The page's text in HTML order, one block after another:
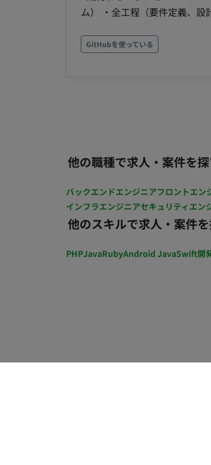
ム） ・全工程（要件定義、
装、リリース、運用 ・アジ
セス） ・バックエンドエン
Cloud Monitoring, Cloud
降は双方合意のもと更新 ■案件の魅力 ・急成長中のソーシャルECサービスのデータ分析に携わるこ
とができます ・単なるデータ
す ・経営層と直接コミュニ
GitHubを使っている
他の職種で求人・案件を
バックエンドエンジニアフロントエン
インフラエンジニアセキュリティエン
他のスキルで求人・案件
PHPJavaRubyAndroid JavaSwift開